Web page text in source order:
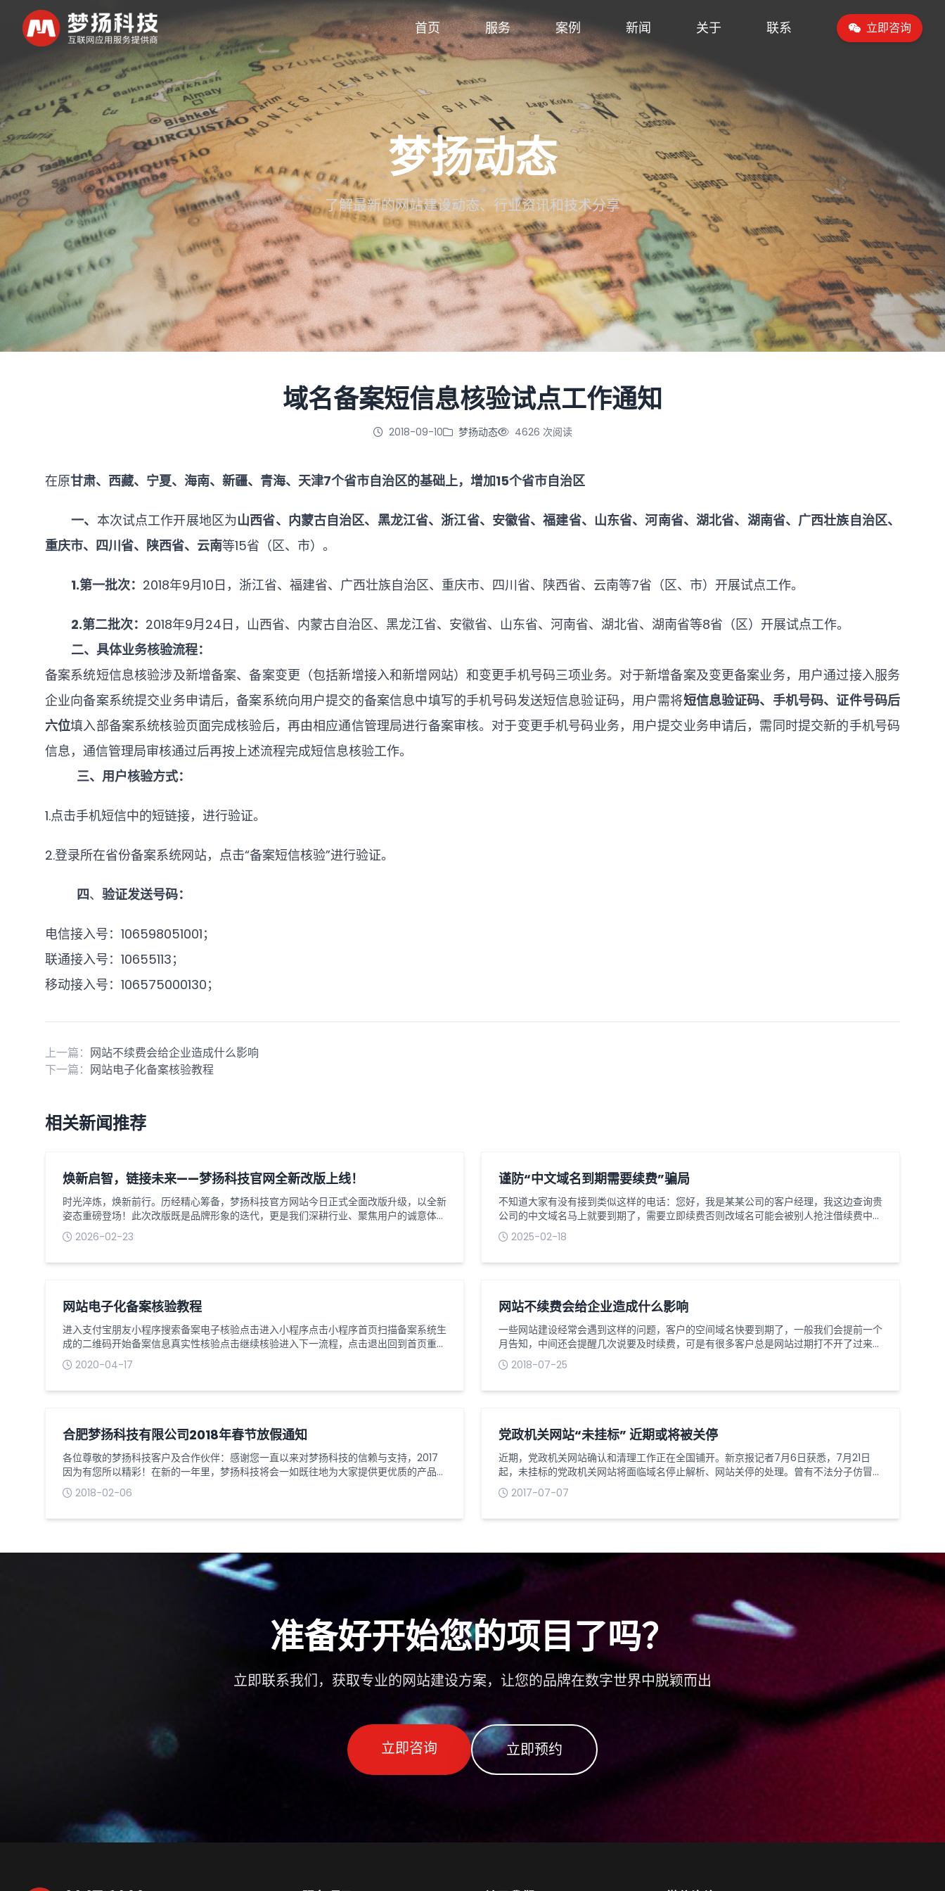
首页 服务 案例 新闻 关于 联系 立即咨询
梦扬动态
了解最新的网站建设动态、行业资讯和技术分享
域名备案短信息核验试点工作通知
2018-09-10 梦扬动态 4626 次阅读
在原甘肃、西藏、宁夏、海南、新疆、青海、天津7个省市自治区的基础上，增加15个省市自治区
一、 本次试点工作开展地区为山西省、内蒙古自治区、黑龙江省、浙江省、安徽省、福建省、山东省、河南省、湖北省、湖南省、广西壮族自治区、
重庆市、四川省、陕西省、云南等15省（区、市）。
1.第一批次： 2018年9月10日，浙江省、福建省、广西壮族自治区、重庆市、四川省、陕西省、云南等7省（区、市）开展试点工作。
2.第二批次： 2018年9月24日，山西省、内蒙古自治区、黑龙江省、安徽省、山东省、河南省、湖北省、湖南省等8省（区）开展试点工作。
二、 具体业务核验流程：
备案系统短信息核验涉及新增备案、备案变更（包括新增接入和新增网站）和变更手机号码三项业务。对于新增备案及变更备案业务，用户通过接入服务
企业向备案系统提交业务申请后，备案系统向用户提交的备案信息中填写的手机号码发送短信息验证码，用户需将短信息验证码、手机号码、证件号码后
六位填入部备案系统核验页面完成核验后，再由相应通信管理局进行备案审核。对于变更手机号码业务，用户提交业务申请后，需同时提交新的手机号码
信息，通信管理局审核通过后再按上述流程完成短信息核验工作。
三、 用户核验方式：
1.点击手机短信中的短链接，进行验证。
2.登录所在省份备案系统网站，点击“备案短信核验”进行验证。
四、 验证发送号码：
电信接入号： 106598051001；
联通接入号： 10655113；
移动接入号： 106575000130；
上一篇： 网站不续费会给企业造成什么影响
下一篇： 网站电子化备案核验教程
相关新闻推荐
焕新启智，链接未来——梦扬科技官网全新改版上线！
时光淬炼，焕新前行。历经精心筹备，梦扬科技官方网站今日正式全面改版升级，以全新
姿态重磅登场！此次改版既是品牌形象的迭代，更是我们深耕行业、聚焦用户的诚意体
现，旨在搭建更高效、专业的数字化沟通桥梁，优化服务体验，链接各界伙伴。数字化时
代，官网是传递品牌价值、对接用户需求的核心载体。此次改版绝非单纯视觉升级，而是
2026-02-23
谨防“中文域名到期需要续费”骗局
不知道大家有没有接到类似这样的电话：您好，我是某某公司的客户经理，我这边查询贵
公司的中文域名马上就要到期了，需要立即续费否则改域名可能会被别人抢注借续费中文
域名之名诈骗的事件已屡见不鲜，因为公司大多数不懂网络情况，所以有很多公司收到了
这个续费通知函，就以为是他们公司网站之前买过这个服务因此就付费给对方了，大部分
2025-02-18
网站电子化备案核验教程
进入支付宝朋友小程序搜索备案电子核验点击进入小程序点击小程序首页扫描备案系统生
成的二维码开始备案信息真实性核验点击继续核验进入下一流程，点击退出回到首页重新
扫码拍照企业证件原件点击立即拍照按提示进行身份证正反面拍照点击核验证件，核验通
过进入网站负责人信息核验（1）按照提示进行网站负责人证件信息采集与核验（2）点击
2020-04-17
网站不续费会给企业造成什么影响
一些网站建设经常会遇到这样的问题，客户的空间域名快要到期了，一般我们会提前一个
月告知，中间还会提醒几次说要及时续费，可是有很多客户总是网站过期打不开了过来问
我们怎么办，之前我们提到了为什么每年要给网站续费，今天梦扬科技就来说说网站空间
域名维护到期不及时续费对企业的影响。一、建站后不及时续费，域名过期一个月之后，
2018-07-25
合肥梦扬科技有限公司2018年春节放假通知
各位尊敬的梦扬科技客户及合作伙伴：感谢您一直以来对梦扬科技的信赖与支持，2017
因为有您所以精彩！在新的一年里，梦扬科技将会一如既往地为大家提供更优质的产品和
服务！现将我公司2018年春节放假安排通知如下：1、放假时间：2018年2月10日（腊月
二十五）至2018年2月22日（正月初七），2月23日（正月初八）正式上班。2、假日期
2018-02-06
党政机关网站“未挂标” 近期或将被关停
近期，党政机关网站确认和清理工作正在全国铺开。新京报记者7月6日获悉，7月21日
起，未挂标的党政机关网站将面临域名停止解析、网站关停的处理。曾有不法分子仿冒党
政机关网站2012年，媒体曾报道一起某传播公司冒用中国党建网名义，向各地党政机关
电话约稿售书诈骗的案例。2014年，中央编办相关负责人曾对媒体表示，每年会接到逾
2017-07-07
准备好开始您的项目了吗？
立即联系我们，获取专业的网站建设方案，让您的品牌在数字世界中脱颖而出
立即咨询 立即预约